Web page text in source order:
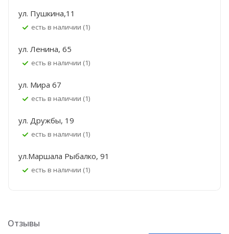
ул. Пушкина,11
Есть в наличии (1)
ул. Ленина, 65
Есть в наличии (1)
ул. Мира 67
Есть в наличии (1)
ул. Дружбы, 19
Есть в наличии (1)
ул.Маршала Рыбалко, 91
Есть в наличии (1)
Отзывы